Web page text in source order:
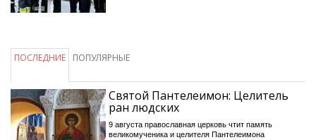
ПОСЛЕДНИЕ ПОПУЛЯРНЫЕ
Святой Пантелеимон: Целитель
ран людских
9 августа православная церковь чтит память
великомученика и целителя Пантелеимона